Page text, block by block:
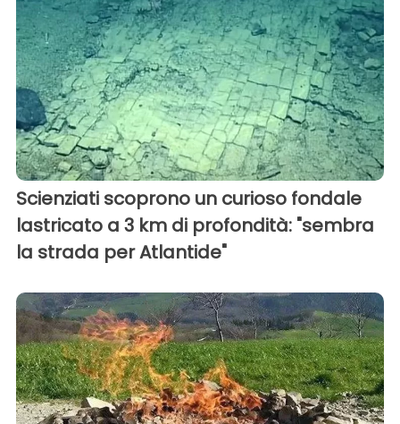
Scienziati scoprono un curioso fondale
lastricato a 3 km di profondità: "sembra
la strada per Atlantide"